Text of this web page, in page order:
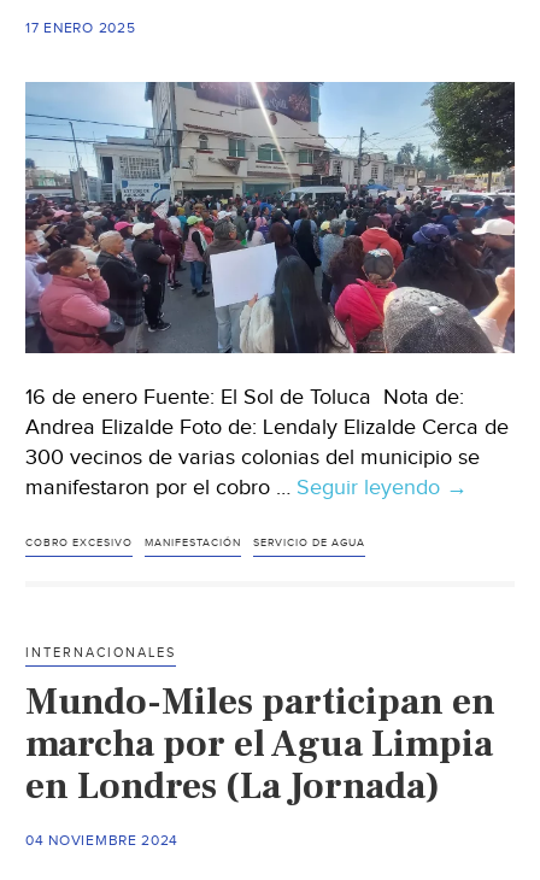
17 ENERO 2025
16 de enero Fuente: El Sol de Toluca Nota de:
Andrea Elizalde Foto de: Lendaly Elizalde Cerca de
300 vecinos de varias colonias del municipio se
manifestaron por el cobro … Seguir leyendo Edomex.-
de
más
de
→
COBRO EXCESIVO MANIFESTACIÓN SERVICIO DE AGUA
INTERNACIONALES
Mundo-Miles participan en
marcha por el Agua Limpia
en Londres (La Jornada)
04 NOVIEMBRE 2024